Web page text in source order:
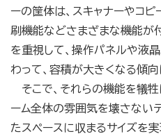
ーの筐体は、スキャナーやコ
刷機能などさまざまな機能が
を重視して、操作パネルや液
わって、容積が大きくなる傾向
そこで、それらの機能を犠
ーム全体の雰囲気を壊さない
たスペースに収まるサイズを